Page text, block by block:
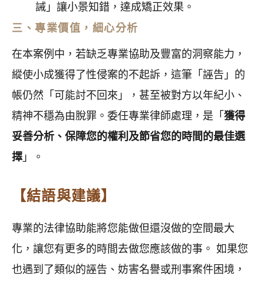
誡」讓小景知錯，達成矯正效果。
三、專業價值，細心分析
在本案例中，若缺乏專業協助及豐富的洞察能力，
縱使小成獲得了性侵案的不起訴，這筆「誣告」的
帳仍然「可能討不回來」，甚至被對方以年紀小、
精神不穩為由脫罪。委任專業律師處理，是「 獲得
妥善分析、保障您的權利及節省您的時間的最佳選
擇 」。
【結語與建議】
專業的法律協助能將您能做但還沒做的空間最大
化，讓您有更多的時間去做您應該做的事。 如果您
也遇到了類似的誣告、妨害名譽或刑事案件困境，